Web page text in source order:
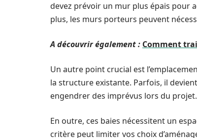
devez prévoir un mur plus épais pour
plus, les murs porteurs peuvent
A découvrir également : Comment
Un autre point crucial est
la structure existante. Parfois, il
engendrer des imprévus lors du projet.
En outre, ces baies nécessitent un
critère peut limiter vos choix